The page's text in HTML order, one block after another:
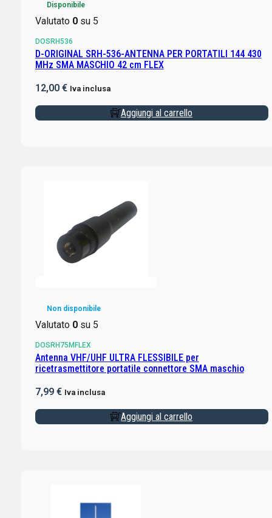
Disponibile
Valutato 0su 5
DOSRH536
D-ORIGINAL SRH-536-ANTENNA PER PORTATILI 144 430
MHz SMA MASCHIO 42 cm FLEX
12,00 € Iva inclusa
Aggiungi al carrello
Non disponibile
Valutato 0su 5
DOSRH75MFLEX
Antenna VHF/UHF ULTRA FLESSIBILE per
ricetrasmettitore portatile connettore SMA maschio
7,99 € Iva inclusa
Aggiungi al carrello